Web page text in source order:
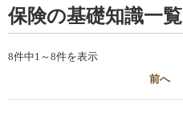
保険の基礎知識一覧
8件中1～8件を表示
前へ